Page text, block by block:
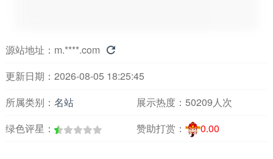
源站地址： m.****.com 
更新日期：2026-08-05 18:25:45
所属类别： 名站 展示热度： 50209人次
绿色评星：
赞助打赏： 0.00